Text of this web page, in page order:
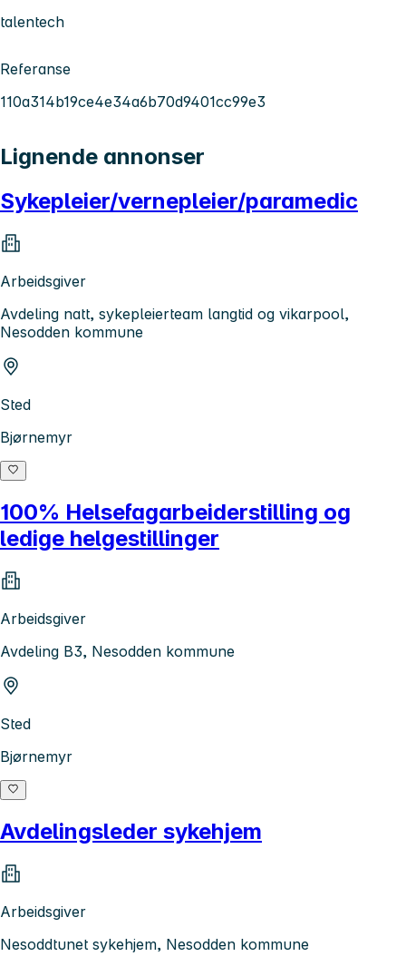
talentech
Referanse
110a314b19ce4e34a6b70d9401cc99e3
Lignende annonser
Sykepleier/vernepleier/paramedic
Arbeidsgiver
Avdeling natt, sykepleierteam langtid og vikarpool,
Nesodden kommune
Sted
Bjørnemyr
100% Helsefagarbeiderstilling og
ledige helgestillinger
Arbeidsgiver
Avdeling B3, Nesodden kommune
Sted
Bjørnemyr
Avdelingsleder sykehjem
Arbeidsgiver
Nesoddtunet sykehjem, Nesodden kommune